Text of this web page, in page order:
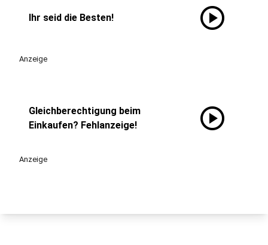
Ihr seid die Besten! play_circle
Anzeige
Gleichberechtigung beim
Einkaufen? Fehlanzeige!
play_circle
Anzeige